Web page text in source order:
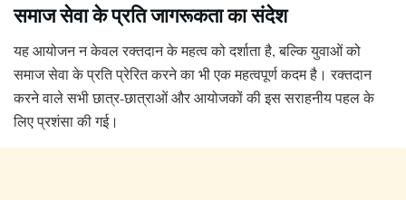
समाज सेवा के प्रति जागरूकता का संदेश
यह आयोजन न केवल रक्तदान के महत्व को दर्शाता है, बल्कि युवाओं को
समाज सेवा के प्रति प्रेरित करने का भी एक महत्वपूर्ण कदम है। रक्तदान
करने वाले सभी छात्र-छात्राओं और आयोजकों की इस सराहनीय पहल के
लिए प्रशंसा की गई।